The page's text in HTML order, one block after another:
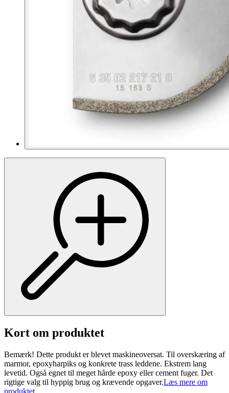
Kort om produktet
Bemærk! Dette produkt er blevet maskineoversat. Til overskæring af
marmor, epoxyharpiks og konkrete trass leddene. Ekstrem lang
levetid. Også egnet til meget hårde epoxy eller cement fuger. Det
rigtige valg til hyppig brug og krævende opgaver.Læs mere om